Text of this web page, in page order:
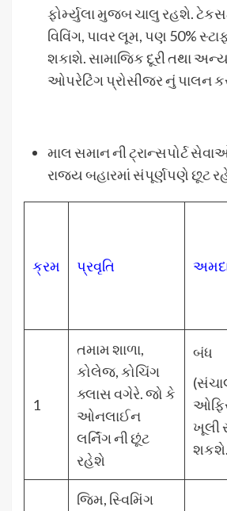
ફોર્મ્યુલા મુજબ ચાલુ રહશે.
વિવિંગ, પાવર લૂમ, પણ 50%
શકાશે. સામાજિક દૂરી તથા અન્ય
ઓપરેટિંગ પ્રોસીજર નું પાલન
માલ સમાન ની ટ્રાન્સપોર્ટ
રાજ્ય બહારમાં સંપૂર્ણપણે છૂટ
ક્રમ પ્રવૃતિ
1
તમામ શાળા,
કોલેજ, કોચિંગ
ક્લાસ વગેરે. જો કે
ઓનલાઈન
લર્નિંગ ની છૂંટ
રહેશે
બંધ
ખૂલી
જિમ, સ્વિમિંગ